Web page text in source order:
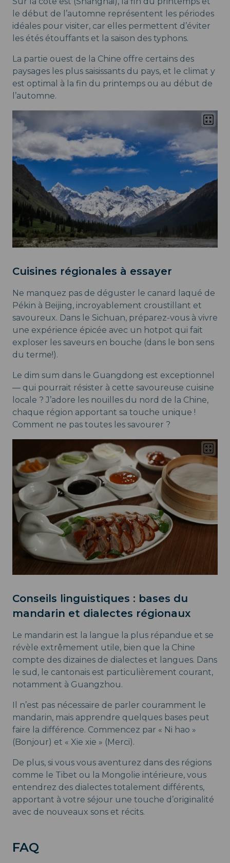
le début de l’automne représentent les périodes
idéales pour visiter, car elles permettent d’éviter
les étés étouffants et la saison des typhons.
La partie ouest de la Chine offre certains des
paysages les plus saisissants du pays, et le climat y
est optimal à la fin du printemps ou au début de
l’automne.
Cuisines régionales à essayer
Ne manquez pas de déguster le canard laqué de
Pékin à Beijing, incroyablement croustillant et
savoureux. Dans le Sichuan, préparez-vous à vivre
une expérience épicée avec un hotpot qui fait
exploser les saveurs en bouche (dans le bon sens
du terme!).
Le dim sum dans le Guangdong est exceptionnel
— qui pourrait résister à cette savoureuse cuisine
locale ? J’adore les nouilles du nord de la Chine,
chaque région apportant sa touche unique !
Comment ne pas toutes les savourer ?
Conseils linguistiques : bases du
mandarin et dialectes régionaux
Le mandarin est la langue la plus répandue et se
révèle extrêmement utile, bien que la Chine
compte des dizaines de dialectes et langues. Dans
le sud, le cantonais est particulièrement courant,
notamment à Guangzhou.
Il n’est pas nécessaire de parler couramment le
mandarin, mais apprendre quelques bases peut
faire la différence. Commencez par « Ni hao »
(Bonjour) et « Xie xie » (Merci).
De plus, si vous vous aventurez dans des régions
comme le Tibet ou la Mongolie intérieure, vous
entendrez des dialectes totalement différents,
apportant à votre séjour une touche d’originalité
avec de nouveaux sons et récits.
FAQ